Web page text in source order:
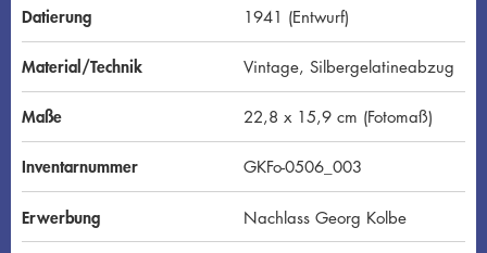
D
Datierung 1941 (Entwurf)
Material/Technik Vintage, Silbergelatineabzug
Maße 22,8 x 15,9 cm (Fotomaß)
Inventarnummer GKFo-0506_003
Erwerbung Nachlass Georg Kolbe